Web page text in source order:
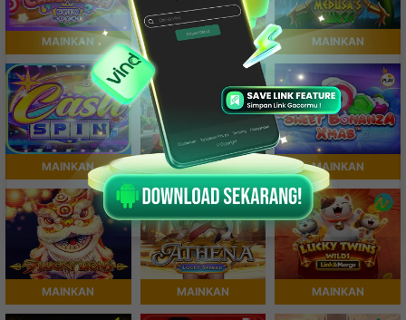
MAINKAN MAINKAN MAINKAN
MAINKAN MAINKAN MAINKAN
MAINKAN MAINKAN MAINKAN